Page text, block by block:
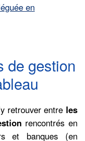
en
de gestion
retrouver entre les
rencontrés en
et banques (en